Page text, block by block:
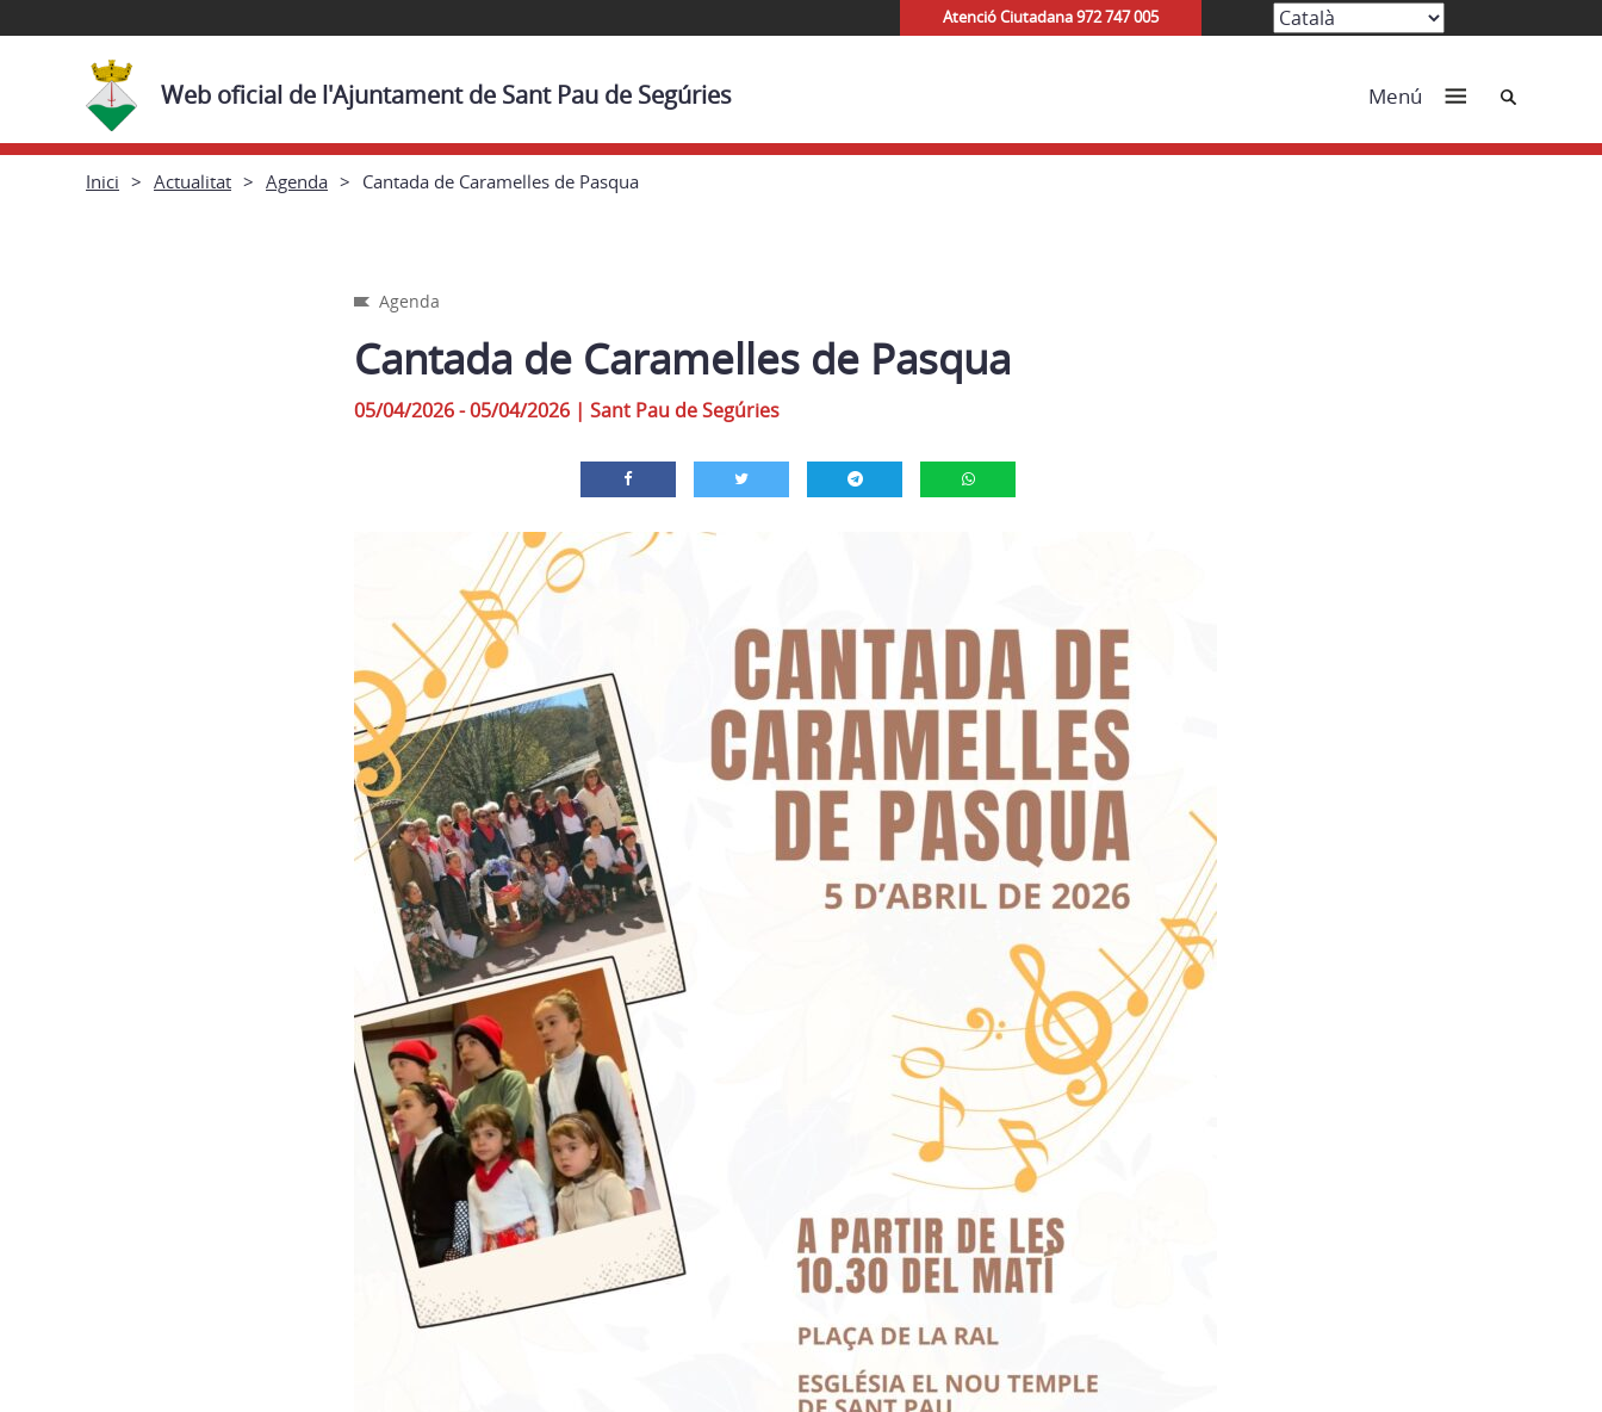
Atenció Ciutadana 972 747 005
Web oficial de l'Ajuntament de Sant Pau de Segúries Menú Cerca
Inici Actualitat Agenda Cantada de Caramelles de Pasqua
Agenda
Cantada de Caramelles de Pasqua
05/04/2026 - 05/04/2026 | Sant Pau de Segúries